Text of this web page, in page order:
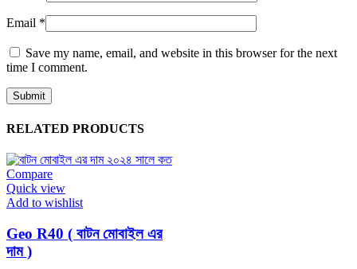
Email *
Save my name, email, and website in this browser for the next
time I comment.
RELATED PRODUCTS
Compare
Quick view
Add to wishlist
Geo R40 ( বাটন মোবাইল এর
দাম )